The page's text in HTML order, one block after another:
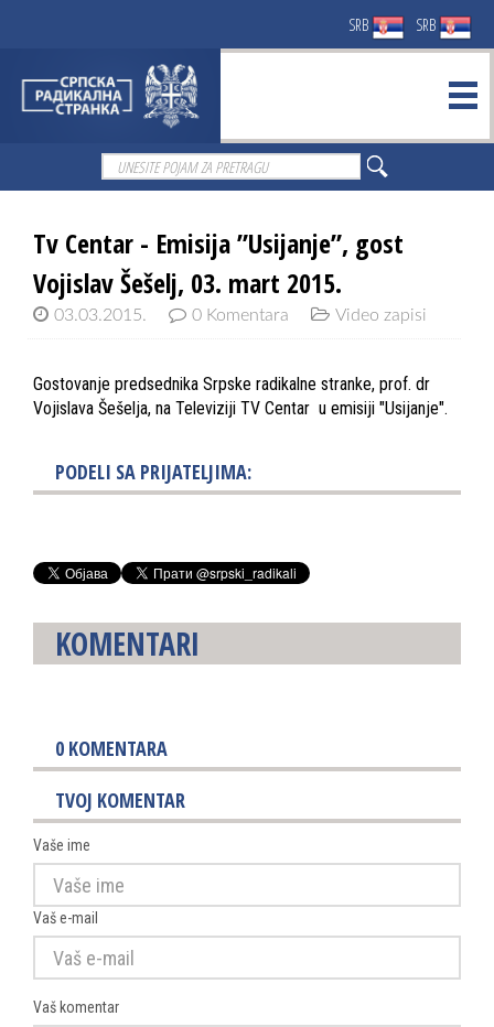
SRB SRB
Tv Centar - Emisija ”Usijanje”, gost
Vojislav Šešelj, 03. mart 2015.
03.03.2015. 0 Komentara Video zapisi
Gostovanje predsednika Srpske radikalne stranke, prof. dr
Vojislava Šešelja, na Televiziji TV Centar u emisiji "Usijanje".
PODELI SA PRIJATELJIMA:
KOMENTARI
0 KOMENTARA
TVOJ KOMENTAR
Vaše ime
Vaš e-mail
Vaš komentar